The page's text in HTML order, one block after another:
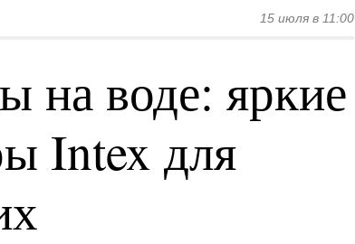
15 июля в 11:00
на воде: яркие
Intex для